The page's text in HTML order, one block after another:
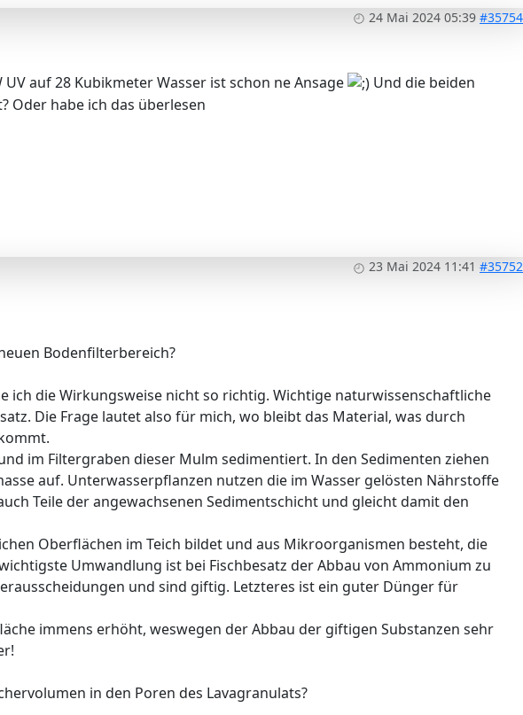
24 Mai 2024 05:39 #35754
auf 28 Kubikmeter Wasser ist schon ne Ansage
Und die beiden
Oder habe ich das überlesen
23 Mai 2024 11:41 #35752
Bodenfilterbereich?
ich die Wirkungsweise nicht so richtig. Wichtige naturwissenschaftliche
Die Frage lautet also für mich, wo bleibt das Material, was durch
im Filtergraben dieser Mulm sedimentiert. In den Sedimenten ziehen
auf. Unterwasserpflanzen nutzen die im Wasser gelösten Nährstoffe
Teile der angewachsenen Sedimentschicht und gleicht damit den
Oberflächen im Teich bildet und aus Mikroorganismen besteht, die
Umwandlung ist bei Fischbesatz der Abbau von Ammonium zu
und sind giftig. Letzteres ist ein guter Dünger für
immens erhöht, weswegen der Abbau der giftigen Substanzen sehr
in den Poren des Lavagranulats?